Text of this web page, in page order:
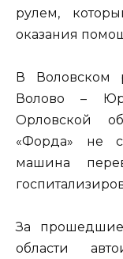
рулем,
оказания
В Воловском
Волово –
Орловской
«Форда» не
машина
За
области